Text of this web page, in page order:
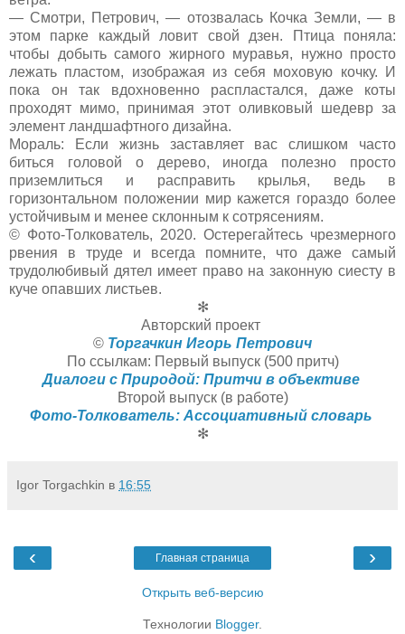
— Смотри, Петрович, — отозвалась Кочка Земли, — в
этом парке каждый ловит свой дзен. Птица поняла:
чтобы добыть самого жирного муравья, нужно просто
лежать пластом, изображая из себя моховую кочку. И
пока он так вдохновенно распластался, даже коты
проходят мимо, принимая этот оливковый шедевр за
элемент ландшафтного дизайна.
Мораль: Если жизнь заставляет вас слишком часто
биться головой о дерево, иногда полезно просто
приземлиться и расправить крылья, ведь в
горизонтальном положении мир кажется гораздо более
устойчивым и менее склонным к сотрясениям.
© Фото-Толкователь, 2020. Остерегайтесь чрезмерного
рвения в труде и всегда помните, что даже самый
трудолюбивый дятел имеет право на законную сиесту в
куче опавших листьев.
✻
Авторский проект
© Торгачкин Игорь Петрович
По ссылкам: Первый выпуск (500 притч)
Диалоги с Природой: Притчи в объективе
Второй выпуск (в работе)
Фото-Толкователь: Ассоциативный словарь
✻
Igor Torgachkin в 16:55
‹ ›
Главная страница
Открыть веб-версию
Технологии Blogger.